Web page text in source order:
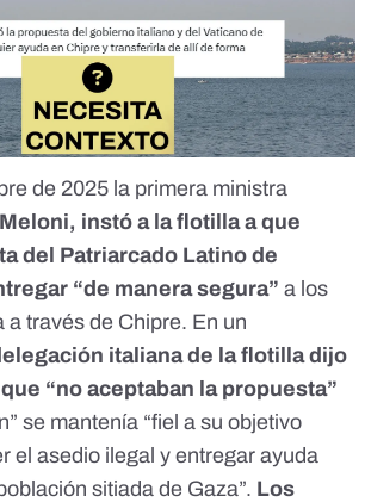
de 2025 la primera ministra
instó a la flotilla a que
del Patriarcado Latino de
“de manera segura” a los
a través de Chipre. En un
italiana de la flotilla dijo
“no aceptaban la propuesta”
se mantenía “fiel a su objetivo
el asedio ilegal y entregar ayuda
sitiada de Gaza”. Los